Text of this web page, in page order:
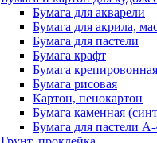
Бумага для акварели
Бумага для акрила,
Бумага для пастели
Бумага крафт
Бумага крепировонная
Бумага рисовая
Картон, пенокартон
Бумага каменная
Бумага для пастели